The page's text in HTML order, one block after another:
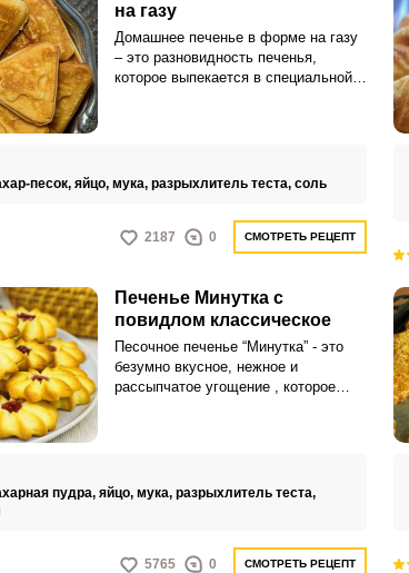
на газу
Домашнее печенье в форме на газу
– это разновидность печенья,
которое выпекается в специальной
песок, яйцо, мука, разрыхлитель теста, соль
2187 0 СМОТРЕТЬ РЕЦЕПТ
Печенье Минутка с
повидлом классическое
Песочное печенье “Минутка” - это
безумно вкусное, нежное и
рассыпчатое угощение , которое
именно поэтому некоторые дают ему
пудра, яйцо, мука, разрыхлитель теста,
5765 0 СМОТРЕТЬ РЕЦЕПТ